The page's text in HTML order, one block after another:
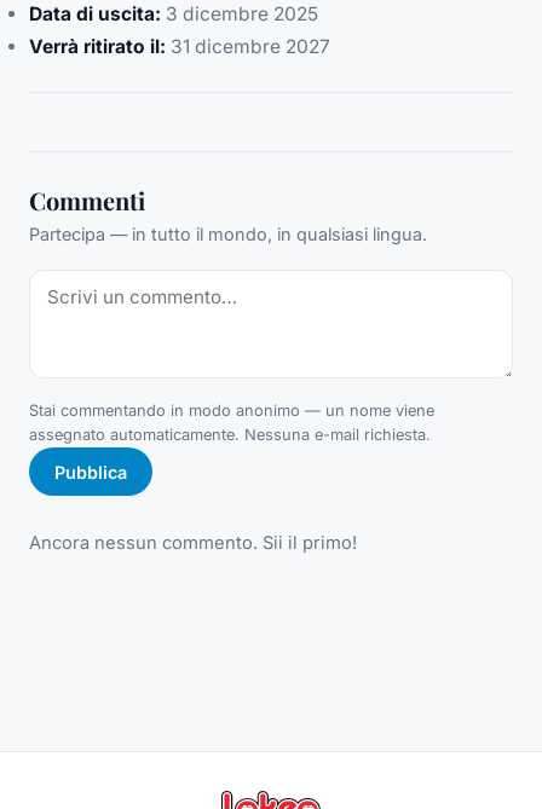
Data di uscita: 3 dicembre 2025
Verrà ritirato il: 31 dicembre 2027
Commenti
Partecipa — in tutto il mondo, in qualsiasi lingua.
Stai commentando in modo anonimo — un nome viene
assegnato automaticamente. Nessuna e-mail richiesta.
Pubblica
Ancora nessun commento. Sii il primo!